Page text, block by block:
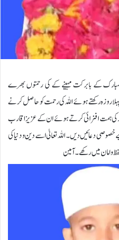
المبارک کے بابرکت مہینے کے کی رحمتوں بھرے
روزہ رکھتے ہوئے اللہ کی رحمت کو حاصل کرنے
ہمت افزائی کرتے ہوئے ان کے عزیز اقارب
دعائیں دیں۔ اللہ تعالیٰ اسے دین و دنیا کی
وامان میں رکھے۔ آمین